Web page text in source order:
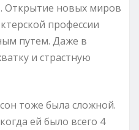
Открытие новых миров
профессии
путем. Даже в
и страстную
тоже была сложной.
ей было всего 4